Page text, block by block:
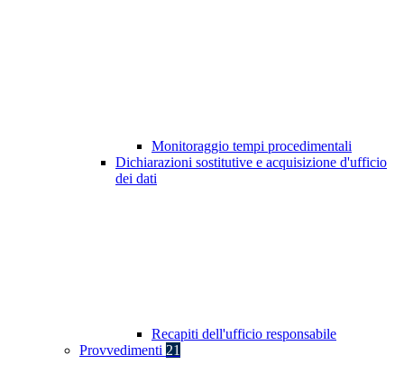
Monitoraggio tempi procedimentali
Dichiarazioni sostitutive e acquisizione d'ufficio
dei dati
Recapiti dell'ufficio responsabile
Provvedimenti 21